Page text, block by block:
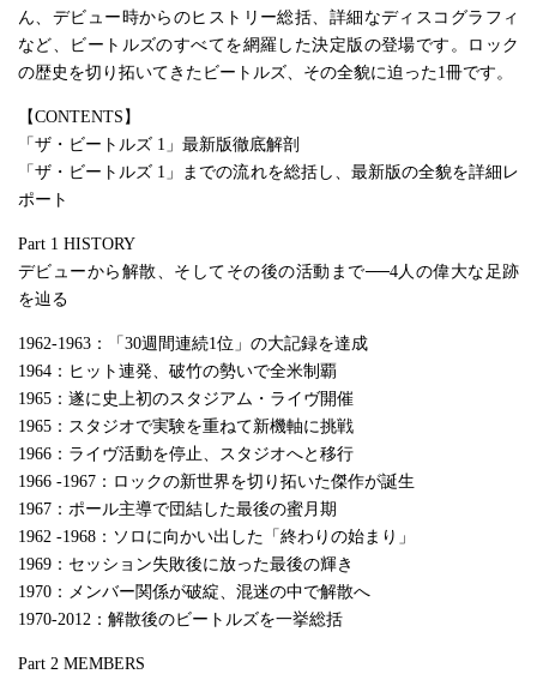
ん、デビュー時からのヒストリー総括、詳細なディスコグラフィ
など、ビートルズのすべてを網羅した決定版の登場です。ロック
の歴史を切り拓いてきたビートルズ、その全貌に迫った1冊です。
【CONTENTS】
「ザ・ビートルズ 1」最新版徹底解剖
「ザ・ビートルズ 1」までの流れを総括し、最新版の全貌を詳細レ
ポート
Part 1 HISTORY
デビューから解散、そしてその後の活動まで──4人の偉大な足跡
を辿る
1962-1963：「30週間連続1位」の大記録を達成
1964：ヒット連発、破竹の勢いで全米制覇
1965：遂に史上初のスタジアム・ライヴ開催
1965：スタジオで実験を重ねて新機軸に挑戦
1966：ライヴ活動を停止、スタジオへと移行
1966 -1967：ロックの新世界を切り拓いた傑作が誕生
1967：ポール主導で団結した最後の蜜月期
1962 -1968：ソロに向かい出した「終わりの始まり」
1969：セッション失敗後に放った最後の輝き
1970：メンバー関係が破綻、混迷の中で解散へ
1970-2012：解散後のビートルズを一挙総括
Part 2 MEMBERS